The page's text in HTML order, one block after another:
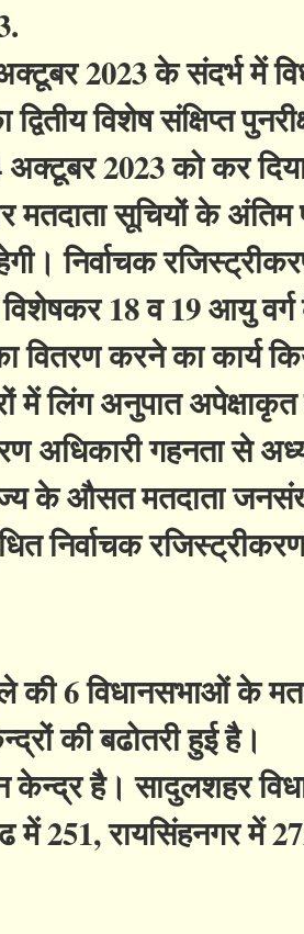
2023 के संदर्भ में
विशेष संक्षिप्त
2023 को कर
मतदाता सूचियों के
निर्वाचक
18 व 19 आयु
वितरण करने का कार्य
में लिंग अनुपात
अधिकारी गहनता से
के औसत मतदाता
रजिस्ट्रीकरण
की 6 विधानसभाओं के
की बढोतरी हुई है।
है। सादुलशहर
251, रायसिंहनगर में